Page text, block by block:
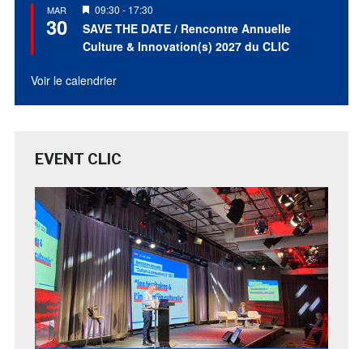
MAR
30
Mis
en
avant
09:30 - 17:30
SAVE THE DATE / Rencontre Annuelle
Culture & Innovation(s) 2027 du CLIC
Voir le calendrier
EVENT CLIC